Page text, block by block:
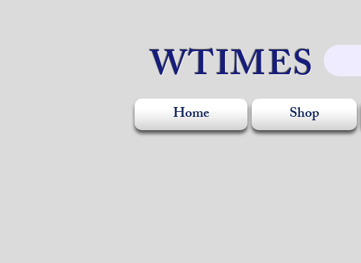
WTIMES
Home Shop